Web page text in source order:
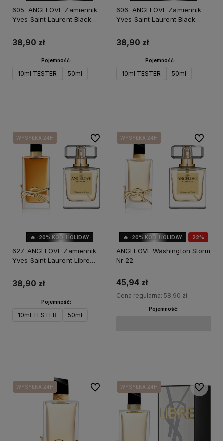
605. ANGELOVE Zamiennik
Yves Saint Laurent Black
38,90 zł
Pojemność:
10ml TESTER 50ml
606. ANGELOVE Zamiennik
Yves Saint Laurent Black
38,90 zł
Pojemność:
10ml TESTER 50ml
🔥 -20% KOD: HOLIDAY
WYSYŁKA 24H
WYSYŁKA 24H
WYSYŁKA 24H
627. ANGELOVE Zamiennik
Yves Saint Laurent Libre
38,90 zł
Pojemność:
10ml TESTER 50ml
Do ulubionych
22%
🔥 -20% KOD: HOLIDAY
WYSYŁKA 24H
WYSYŁKA 24H
WYSYŁKA 24H
ANGELOVE Washington Storm
Nr 22
45,94 zł
Cena regularna: 58,90 zł
Pojemność:
Do
WYSYŁKA 24H
WYSYŁKA 24H Do ulubionychWYSYŁKA 24H
WYSYŁKA 24H
WYSYŁKA 24H
WYSYŁKA 24H
WYSYŁKA 24H Do